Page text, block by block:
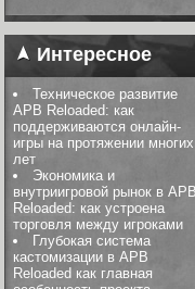
Интересное
Техническое развитие
APB Reloaded: как
поддерживаются онлайн-
игры на протяжении многих
лет
Экономика и
внутриигровой рынок в APB
Reloaded: как устроена
торговля между игроками
Глубокая система
кастомизации в APB
Reloaded как главная